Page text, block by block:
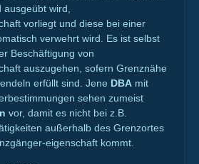
wird,
vorliegt und diese bei einer
verwehrt wird. Es ist selbst
Beschäftigung von
auszugehen, sofern Grenznähe
erfüllt sind. Jene DBA mit
sehen zumeist
vor, damit es nicht bei z.B.
außerhalb des Grenzortes
eigenschaft kommt.